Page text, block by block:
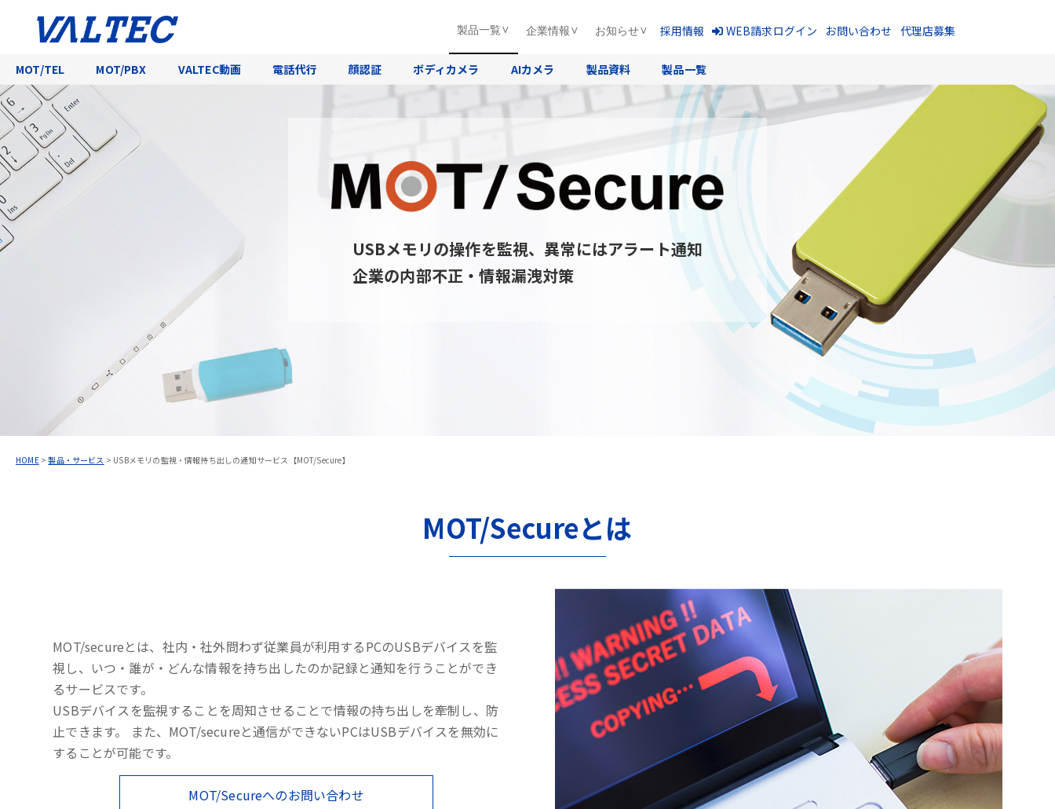
製品一覧
MOT/TEL MOT/PBX VALTEC動画 電話代行 顔認証 ボディカメラ AIカメラ 製品資料 製品一覧
企業情報 お知らせ 採用情報 WEB請求ログイン お問い合わせ 代理店募集
HOME>製品・サービス > USBメモリの監視・情報持ち出しの通知サービス【MOT/Secure】
USBメモリの操作を監視、異常にはアラート通知
企業の内部不正・情報漏洩対策
MOT/Secureとは
MOT/secureとは、社内・社外問わず従業員が利用するPCのUSBデバイスを監
視し、いつ・誰が・どんな情報を持ち出したのか記録と通知を行うことができ
るサービスです。
USBデバイスを監視することを周知させることで情報の持ち出しを牽制し、防
止できます。 また、MOT/secureと通信ができないPCはUSBデバイスを無効に
することが可能です。
MOT/Secureへのお問い合わせ